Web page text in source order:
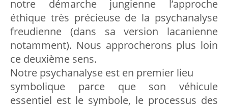
notre démarche jungienne l’approche
éthique très précieuse de la psychanalyse
freudienne (dans sa version lacanienne
notamment). Nous approcherons plus loin
ce deuxième sens.
Notre psychanalyse est en premier lieu
symbolique parce que son véhicule
essentiel est le symbole, le processus des